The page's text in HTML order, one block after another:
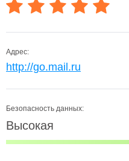
Адрес:
http://go.mail.ru
Безопасность данных:
Высокая